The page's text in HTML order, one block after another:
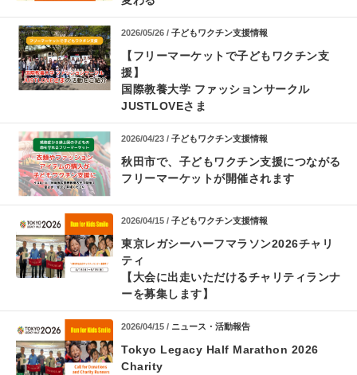
2026/05/26 /子どもワクチン支援情報
【フリーマーケットで子どもワクチン支
援】
国際教養大学 ファッションサークル
JUSTLOVEさま
2026/04/23 /子どもワクチン支援情報
秋田市で、子どもワクチン支援につながる
フリーマーケットが開催されます
2026/04/15 /子どもワクチン支援情報
東京レガシーハーフマラソン2026チャリ
ティ
【大会に出走いただけるチャリティランナ
ーを募集します】
2026/04/15 / ニュース・活動報告
Tokyo Legacy Half Marathon 2026
Charity